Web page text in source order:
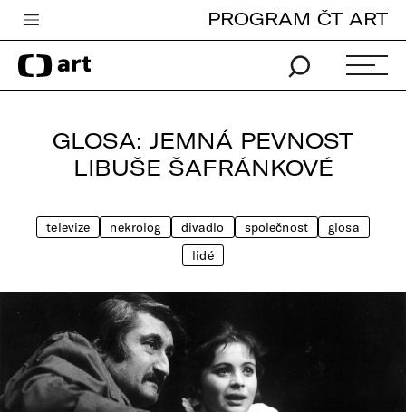
Česká televize
Zpravodajství
Pro děti
PROGRAM ČT ART
GLOSA: JEMNÁ PEVNOST
LIBUŠE ŠAFRÁNKOVÉ
televize nekrolog divadlo společnost
glosa
lidé